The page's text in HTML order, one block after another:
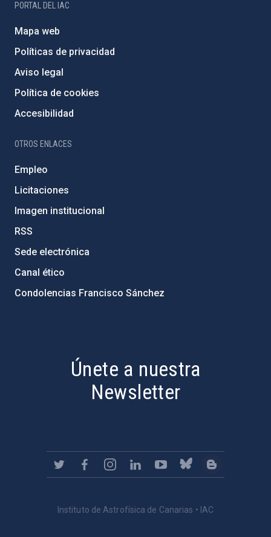
PORTAL DEL IAC
Mapa web
Políticas de privacidad
Aviso legal
Política de cookies
Accesibilidad
OTROS ENLACES
Empleo
Licitaciones
Imagen institucional
RSS
Sede electrónica
Canal ético
Condolencias Francisco Sánchez
Únete a nuestra
Newsletter
Instituto de Astrofísica de Canarias • IAC